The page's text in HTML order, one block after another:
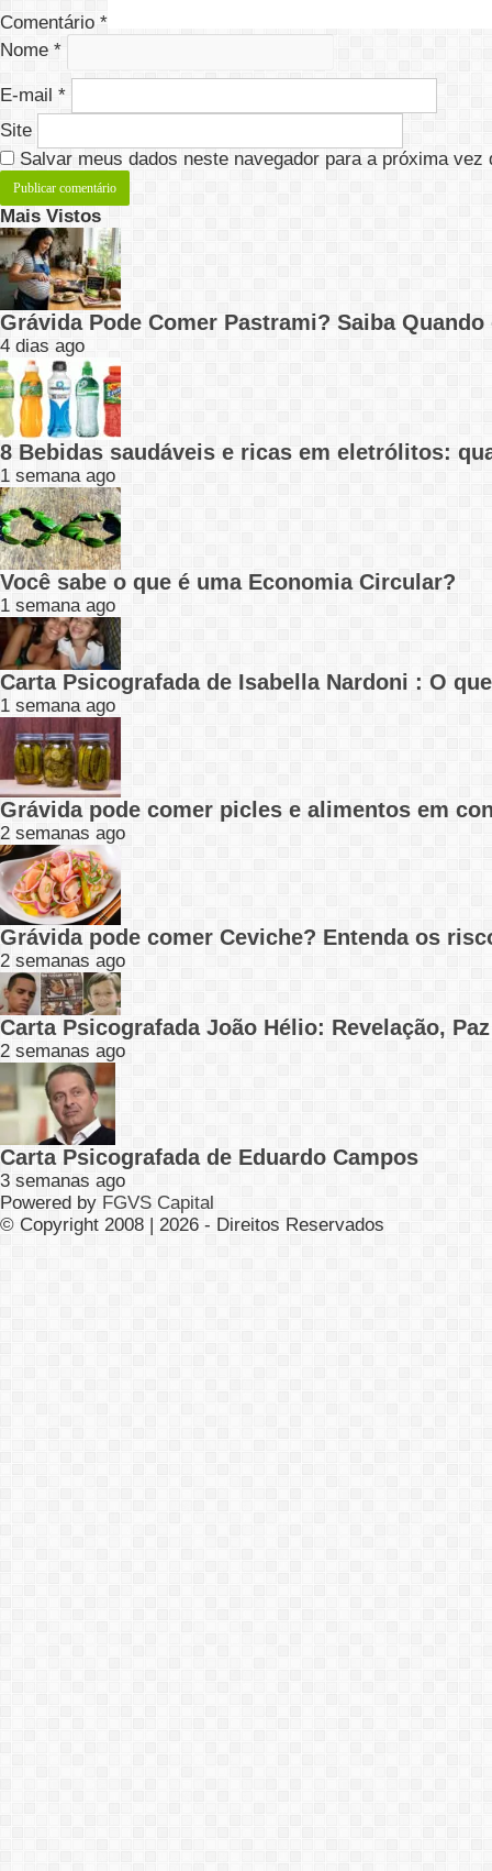
Comentário *
Nome *
E-mail *
Site
Salvar meus dados neste navegador para a próxima vez
Mais Vistos
Grávida Pode Comer Pastrami? Saiba
4 dias ago
8 Bebidas saudáveis e ricas em eletrólitos:
1 semana ago
Você sabe o que é uma Economia Circular?
1 semana ago
Carta Psicografada de Isabella Nardoni : O
1 semana ago
Grávida pode comer picles e alimentos em
2 semanas ago
Grávida pode comer Ceviche? Entenda os
2 semanas ago
Carta Psicografada João Hélio: Revelação,
2 semanas ago
Carta Psicografada de Eduardo Campos
3 semanas ago
Powered by FGVS Capital
© Copyright 2008 | 2026 - Direitos Reservados